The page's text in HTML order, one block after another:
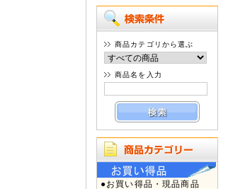
商品カテゴリから選ぶ
商品名を入力
●お買い得品・現品商品